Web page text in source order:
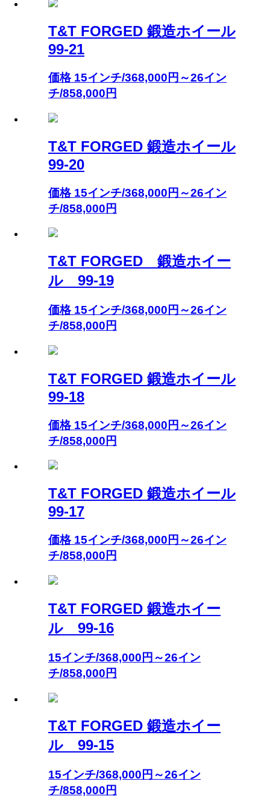
T&T FORGED 鍛造ホイール
99-21
価格 15インチ/368,000円～26イン
チ/858,000円
T&T FORGED 鍛造ホイール
99-20
価格 15インチ/368,000円～26イン
チ/858,000円
T&T FORGED 鍛造ホイー
ル 99-19
価格 15インチ/368,000円～26イン
チ/858,000円
T&T FORGED 鍛造ホイール
99-18
価格 15インチ/368,000円～26イン
チ/858,000円
T&T FORGED 鍛造ホイール
99-17
価格 15インチ/368,000円～26イン
チ/858,000円
T&T FORGED 鍛造ホイー
ル 99-16
15インチ/368,000円～26イン
チ/858,000円
T&T FORGED 鍛造ホイー
ル 99-15
15インチ/368,000円～26イン
チ/858,000円